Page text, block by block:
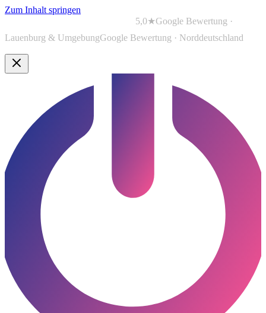
Zum Inhalt springen
5,0★Google Bewertung ·
Lauenburg & UmgebungGoogle Bewertung · Norddeutschland